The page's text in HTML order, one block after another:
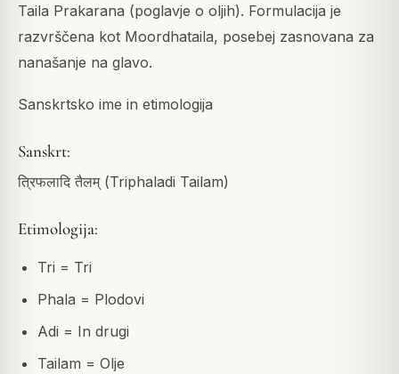
Taila Prakarana (poglavje o oljih). Formulacija je
razvrščena kot Moordhataila, posebej zasnovana za
nanašanje na glavo.
Sanskrtsko ime in etimologija
Sanskrt:
त्रिफलादि तैलम् (Triphaladi Tailam)
Etimologija:
Tri = Tri
Phala = Plodovi
Adi = In drugi
Tailam = Olje